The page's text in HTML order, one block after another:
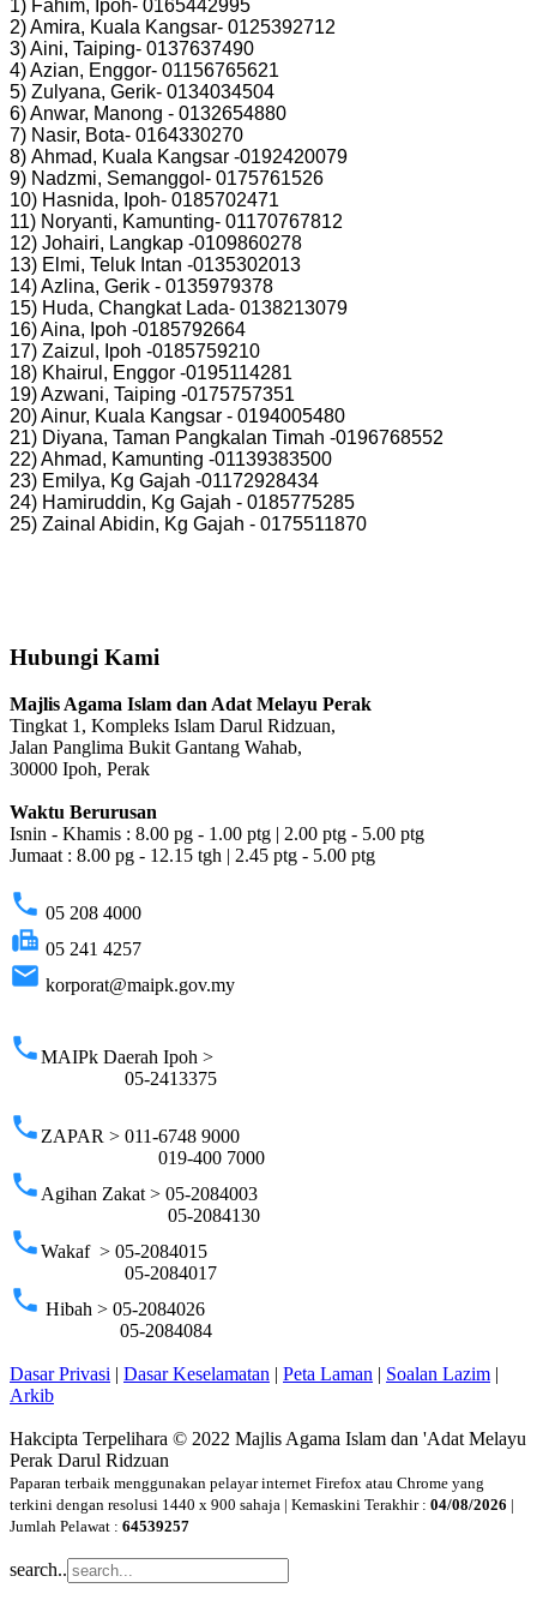
1) Fahim, Ipoh- 0165442995
2) Amira, Kuala Kangsar- 0125392712
3) Aini, Taiping- 0137637490
4) Azian, Enggor- 01156765621
5) Zulyana, Gerik- 0134034504
6) Anwar, Manong - 0132654880
7) Nasir, Bota- 0164330270
8) Ahmad, Kuala Kangsar -0192420079
9) Nadzmi, Semanggol- 0175761526
10) Hasnida, Ipoh- 0185702471
11) Noryanti, Kamunting- 01170767812
12) Johairi, Langkap -0109860278
13) Elmi, Teluk Intan -0135302013
14) Azlina, Gerik - 0135979378
15) Huda, Changkat Lada- 0138213079
16) Aina, Ipoh -0185792664
17) Zaizul, Ipoh -0185759210
18) Khairul, Enggor -0195114281
19) Azwani, Taiping -0175757351
20) Ainur, Kuala Kangsar - 0194005480
21) Diyana, Taman Pangkalan Timah -0196768552
22) Ahmad, Kamunting -01139383500
23) Emilya, Kg Gajah -01172928434
24) Hamiruddin, Kg Gajah - 0185775285
25) Zainal Abidin, Kg Gajah - 0175511870
Hubungi Kami
Majlis Agama Islam dan Adat Melayu Perak
Tingkat 1, Kompleks Islam Darul Ridzuan,
Jalan Panglima Bukit Gantang Wahab,
30000 Ipoh, Perak
Waktu Berurusan
Isnin - Khamis : 8.00 pg - 1.00 ptg | 2.00 ptg - 5.00 ptg
Jumaat : 8.00 pg - 12.15 tgh | 2.45 ptg - 5.00 ptg
phone 05 208 4000
fax 05 241 4257
email korporat@maipk.gov.my
phoneMAIPk Daerah Ipoh >
05-2413375
phone ZAPAR > 011-6748 9000
019-400 7000
phone Agihan Zakat > 05-2084003
05-2084130
phoneWakaf > 05-2084015
05-2084017
phone Hibah > 05-2084026
05-2084084
Dasar Privasi | Dasar Keselamatan | Peta Laman | Soalan Lazim |
Arkib
Hakcipta Terpelihara © 2022 Majlis Agama Islam dan 'Adat Melayu
Perak Darul Ridzuan
Paparan terbaik menggunakan pelayar internet Firefox atau Chrome yang
terkini dengan resolusi 1440 x 900 sahaja | Kemaskini Terakhir : 04/08/2026 |
Jumlah Pelawat : 64539257
search..